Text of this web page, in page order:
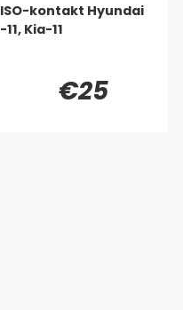
ISO-kontakt Hyundai
-11, Kia-11
€25